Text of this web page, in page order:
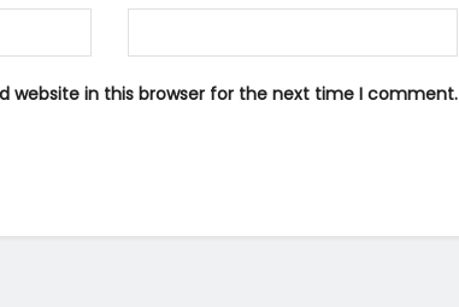
website in this browser for the next time I comment.